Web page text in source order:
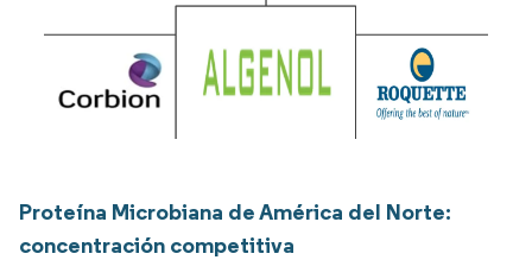
Proteína Microbiana de América del Norte:
concentración competitiva